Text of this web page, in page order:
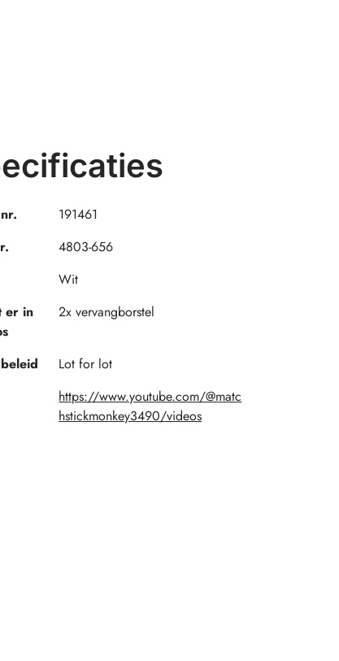
191461
4803-656
Wit
er in
2x vervangborstel
Lot for lot
https://www.youtube.com/@matc
hstickmonkey3490/videos